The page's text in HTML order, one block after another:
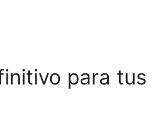
para tus